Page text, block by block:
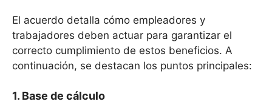
El acuerdo detalla cómo empleadores y
trabajadores deben actuar para garantizar el
correcto cumplimiento de estos beneficios. A
continuación, se destacan los puntos principales:
1. Base de cálculo